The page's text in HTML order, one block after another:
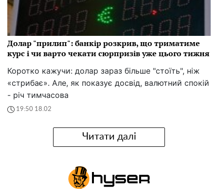
Долар "прилип": банкір розкрив, що триматиме
курс і чи варто чекати сюрпризів уже цього тижня
Коротко кажучи: долар зараз більше "стоїть", ніж
«стрибає». Але, як показує досвід, валютний спокій
- річ тимчасова
19:50 18.02
Читати далі